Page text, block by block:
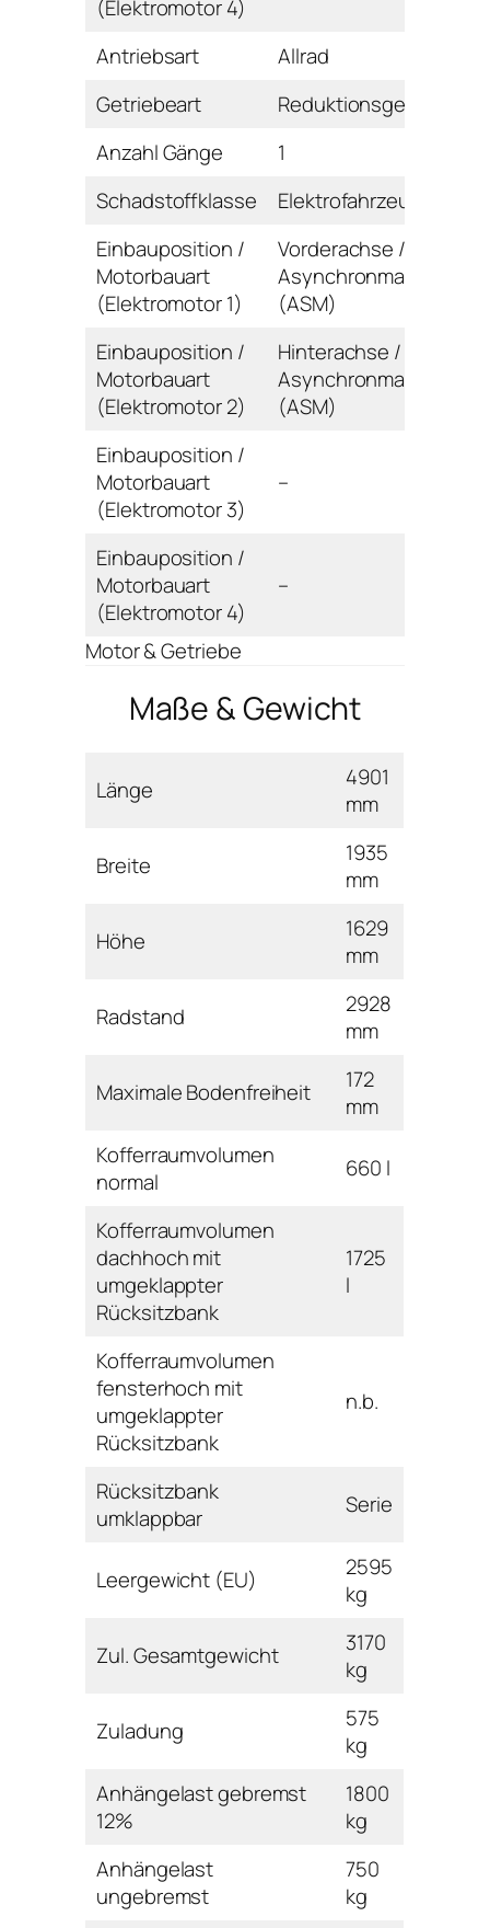
(Elektromotor 4)
Antriebsart
Allrad
Getriebeart
Reduktionsgetriebe
Anzahl Gänge
1
Schadstoffklasse
Elektrofahrzeug
Einbauposition /
Motorbauart
(Elektromotor 1)
Vorderachse /
Asynchronmaschine
(ASM)
Einbauposition /
Motorbauart
(Elektromotor 2)
Hinterachse /
Asynchronmaschine
(ASM)
Einbauposition /
Motorbauart
(Elektromotor 3)
–
Einbauposition /
Motorbauart
(Elektromotor 4)
–
Motor & Getriebe
Maße & Gewicht
Länge
4901
mm
Breite
1935
mm
Höhe
1629
mm
Radstand
2928
mm
Maximale Bodenfreiheit
172
mm
Kofferraumvolumen
normal
660 l
Kofferraumvolumen
dachhoch mit
umgeklappter
Rücksitzbank
1725
l
Kofferraumvolumen
fensterhoch mit
umgeklappter
Rücksitzbank
n.b.
Rücksitzbank
umklappbar
Serie
Leergewicht (EU)
2595
kg
Zul. Gesamtgewicht
3170
kg
Zuladung
575
kg
Anhängelast gebremst
12%
1800
kg
Anhängelast
ungebremst
750
kg